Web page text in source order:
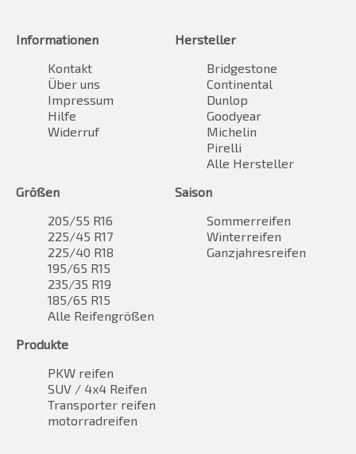
Informationen
Kontakt
Über uns
Impressum
Hilfe
Widerruf
Hersteller
Bridgestone
Continental
Dunlop
Goodyear
Michelin
Pirelli
Alle Hersteller
Größen
205/55 R16
225/45 R17
225/40 R18
195/65 R15
235/35 R19
185/65 R15
Alle Reifengrößen
Saison
Sommerreifen
Winterreifen
Ganzjahresreifen
Produkte
PKW reifen
SUV / 4x4 Reifen
Transporter reifen
motorradreifen